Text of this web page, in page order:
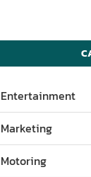
Entertainment
Marketing
Motoring